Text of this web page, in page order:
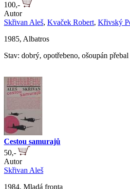
100,-
Autor
Skřivan Aleš, Kvaček Robert, Křivský
1985, Albatros
Stav: dobrý, opotřebeno, ošoupán přebal
Cestou samurajů
50,-
Autor
Skřivan Aleš
1984, Mladá fronta